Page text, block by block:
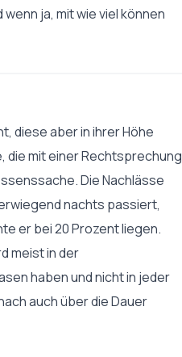
ja, mit wie viel können
diese aber in ihrer Höhe
die mit einer Rechtsprechung
Die Nachlässe
nachts passiert,
er bei 20 Prozent liegen.
meist in der
haben und nicht in jeder
auch über die Dauer